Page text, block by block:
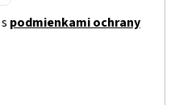
podmienkami ochrany